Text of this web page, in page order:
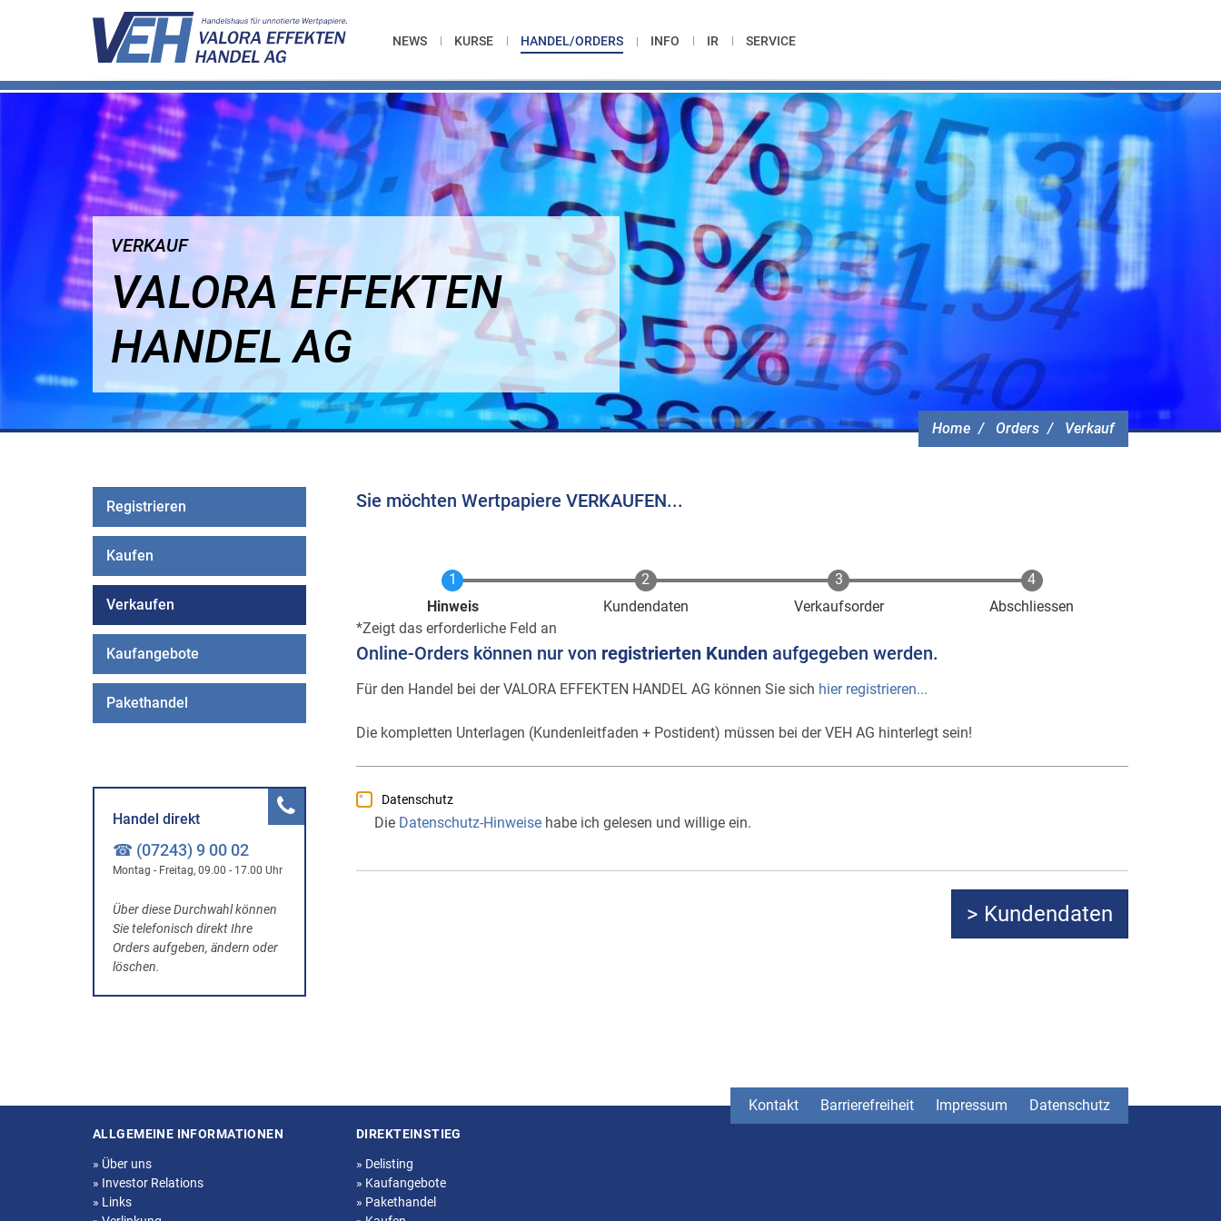
NEWS KURSE HANDEL/ORDERS INFO IR SERVICE
Home Orders Verkauf
VERKAUF
VALORA EFFEKTEN
HANDEL AG
Sie möchten Wertpapiere VERKAUFEN...
Aktuell
Hinweis Kundendaten Verkaufsorder
Abschliessen
Zeigt das erforderliche Feld an
Online-Orders können nur von registrierten Kunden aufgegeben werden.
Für den Handel bei der VALORA EFFEKTEN HANDEL AG können Sie sich hier registrieren...
Die kompletten Unterlagen (Kundenleitfaden + Postident) müssen bei der VEH AG hinterlegt sein!
Datenschutz
Die Datenschutz-Hinweise habe ich gelesen und willige ein.
Registrieren
Kaufen
Verkaufen
Kaufangebote
Pakethandel
Handel direkt
☎ (07243) 9 00 02
Montag - Freitag, 09.00 - 17.00 Uhr
Über diese Durchwahl können
Sie telefonisch direkt Ihre
Orders aufgeben, ändern oder
löschen.
Kontakt Barrierefreiheit Impressum Datenschutz
Seitenstruktur
ALLGEMEINE INFORMATIONEN
» Über uns
» Investor Relations
» Links
DIREKTEINSTIEG
» Delisting
» Kaufangebote
» Pakethandel